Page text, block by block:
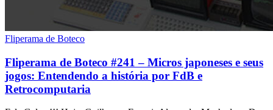
Fliperama de Boteco
Fliperama de Boteco #241 – Micros japoneses e seus
jogos: Entendendo a história por FdB e
Retrocomputaria